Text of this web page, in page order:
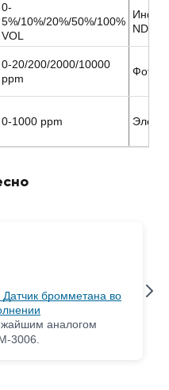
0-
5%/10%/20%/50%/100%
VOL
NDIR
0-20/200/2000/10000
ppm
0-1000 ppm
бромметана во
аналогом
3006.